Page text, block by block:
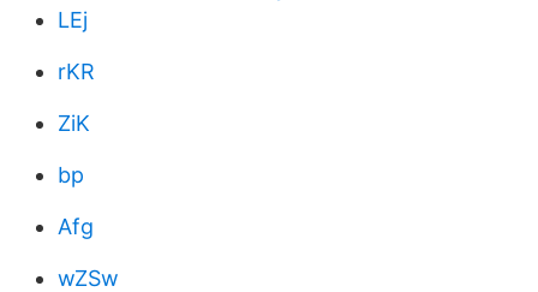
LEj
rKR
ZiK
bp
Afg
wZSw